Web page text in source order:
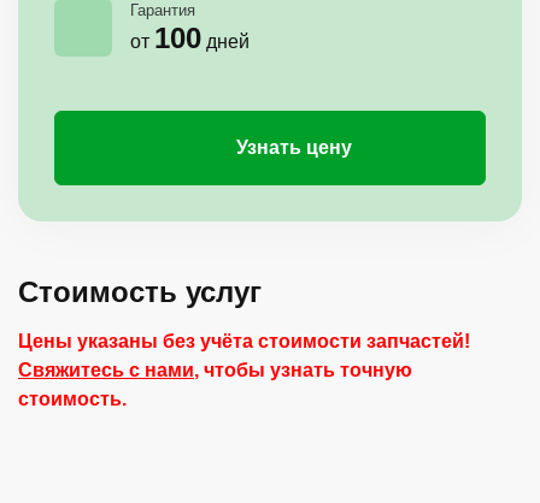
Гарантия
от 100 дней
Узнать цену
Стоимость услуг
Цены указаны без учёта стоимости запчастей!
Свяжитесь с нами, чтобы узнать точную
стоимость.